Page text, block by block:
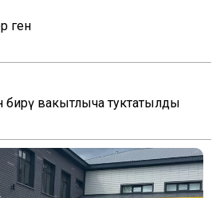
генә
вакытлыча туктатылды